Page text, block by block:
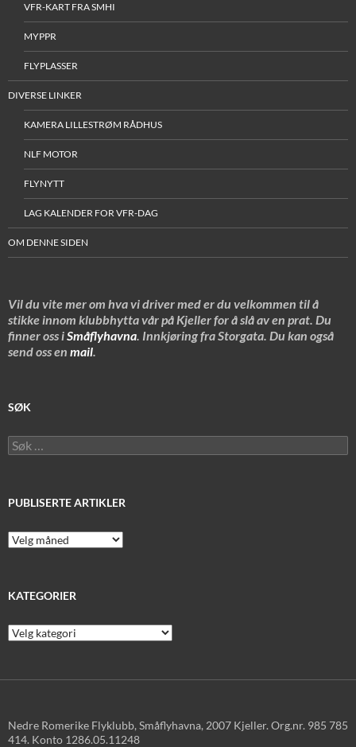
VFR-KART FRA SMHI
MYPPR
FLYPLASSER
DIVERSE LINKER
KAMERA LILLESTRØM RÅDHUS
NLF MOTOR
FLYNYTT
LAG KALENDER FOR VFR-DAG
OM DENNE SIDEN
Vil du vite mer om hva vi driver med er du velkommen til å
stikke innom klubbhytta vår på Kjeller for å slå av en prat. Du
finner oss iSmåflyhavna. Innkjøring fra Storgata. Du kan også
send oss en mail.
SØK
Søk
etter:
PUBLISERTE ARTIKLER
Publiserte
artikler
KATEGORIER
Kategorier
Nedre Romerike Flyklubb, Småflyhavna, 2007 Kjeller. Org.nr. 985 785
414. Konto 1286.05.11248